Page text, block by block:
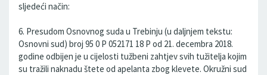
sljedeći način:
6. Presudom Osnovnog suda u Trebinju (u daljnjem tekstu:
Osnovni sud) broj 95 0 P 052171 18 P od 21. decembra 2018.
godine odbijen je u cijelosti tužbeni zahtjev svih tužitelja kojim
su tražili naknadu štete od apelanta zbog klevete. Okružni sud